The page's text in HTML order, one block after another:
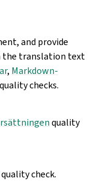
and provide
the translation text
, Markdown-
quality checks.
quality
quality check.